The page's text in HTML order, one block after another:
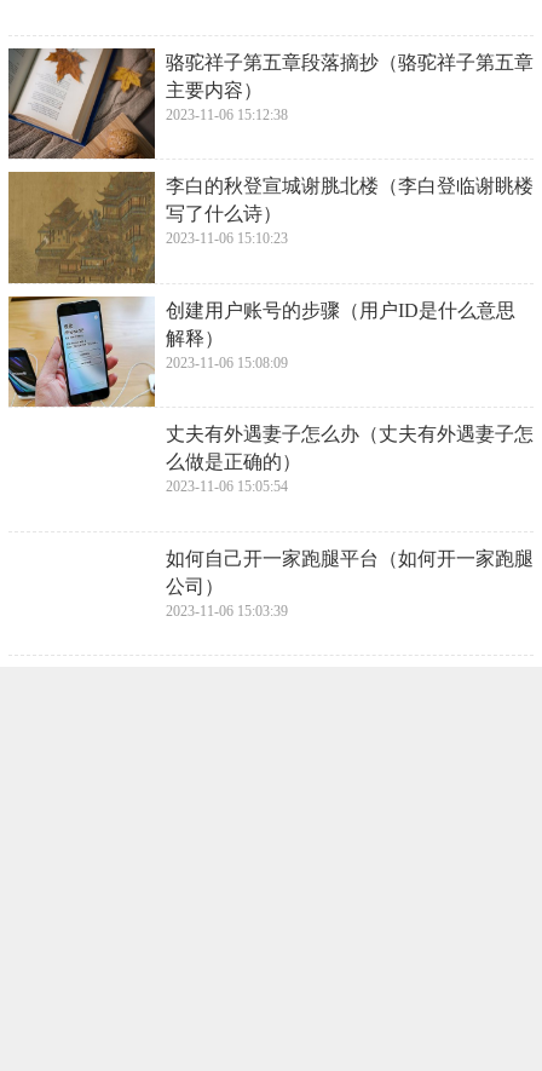
​骆驼祥子第五章段落摘抄（骆驼祥子第五章
主要内容）
2023-11-06 15:12:38
​李白的秋登宣城谢脁北楼（李白登临谢眺楼
写了什么诗）
2023-11-06 15:10:23
​创建用户账号的步骤（用户ID是什么意思
解释）
2023-11-06 15:08:09
​丈夫有外遇妻子怎么办（丈夫有外遇妻子怎
么做是正确的）
2023-11-06 15:05:54
​如何自己开一家跑腿平台（如何开一家跑腿
公司）
2023-11-06 15:03:39